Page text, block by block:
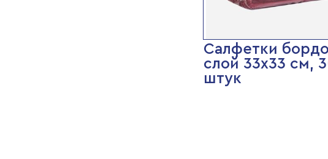
Салфетки бордо
слой 33х33 см,
штук